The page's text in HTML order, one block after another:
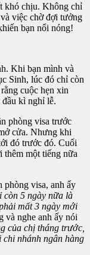
khó chịu. Không chỉ
việc chờ đợi tưởng
bạn nổi nóng!
Khi bạn mình và
Sinh, lúc đó chỉ còn
cuộc hẹn xin
đầu kì nghỉ lễ.
phòng visa trước
cửa. Nhưng khi
đó trước đó. Cuối
thêm một tiếng nữa
phòng visa, anh ấy
còn 5 ngày nữa là
mất 3 ngày mới
và nghe anh ấy nói
của chị tháng trước,
chi nhánh ngân hàng